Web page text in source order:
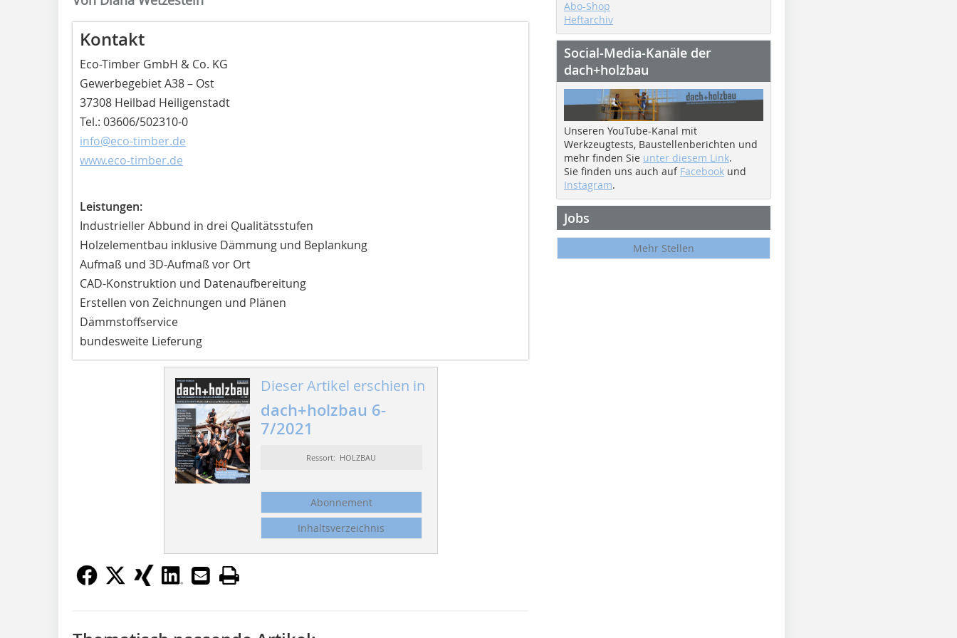
Kontakt
Eco-Timber GmbH & Co. KG
Gewerbegebiet A38 – Ost
37308 Heilbad Heiligenstadt
Tel.: 03606/502310-0
info@eco-timber.de
www.eco-timber.de
Leistungen:
Industrieller Abbund in drei Qualitätsstufen
Holzelementbau inklusive Dämmung und Beplankung
Aufmaß und 3D-Aufmaß vor Ort
CAD-Konstruktion und Datenaufbereitung
Erstellen von Zeichnungen und Plänen
Dämmstoffservice
bundesweite Lieferung
Dieser Artikel erschien in
dach+holzbau 6-
7/2021
Ressort: HOLZBAU
Abonnement
Inhaltsverzeichnis
Abo-Shop
Heftarchiv
Social-Media-Kanäle der
dach+holzbau
Unseren YouTube-Kanal mit
Werkzeugtests, Baustellenberichten und
mehr finden Sie unter diesem Link.
Sie finden uns auch auf Facebook und
Instagram.
Jobs
Mehr Stellen